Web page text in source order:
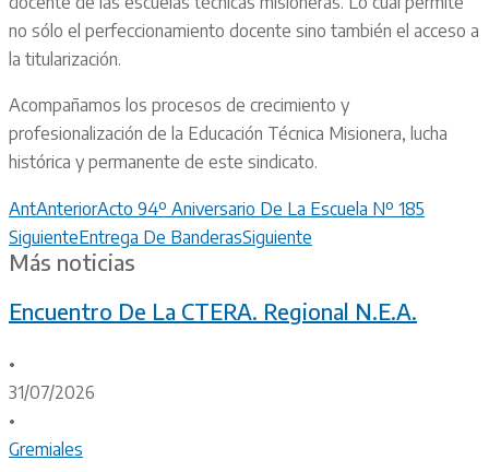
no sólo el perfeccionamiento docente sino también el acceso a
la titularización.
Acompañamos los procesos de crecimiento y
profesionalización de la Educación Técnica Misionera, lucha
histórica y permanente de este sindicato.
AntAnteriorActo 94º Aniversario De La Escuela Nº 185
SiguienteEntrega De BanderasSiguiente
Más noticias
Encuentro De La CTERA. Regional N.E.A.
•
31/07/2026
•
Gremiales